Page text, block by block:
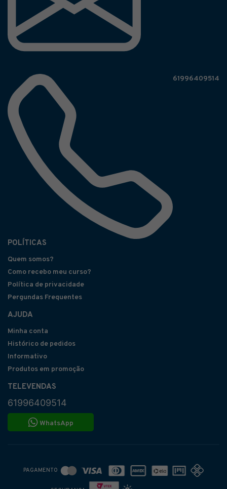
61996409514
POLÍTICAS
Quem somos?
Como recebo meu curso?
Política de privacidade
Pergundas Frequentes
AJUDA
Minha conta
Histórico de pedidos
Informativo
Produtos em promoção
TELEVENDAS
61996409514
WhatsApp
PAGAMENTO